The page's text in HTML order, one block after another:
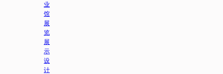
业
馆
展
览
展
示
设
计